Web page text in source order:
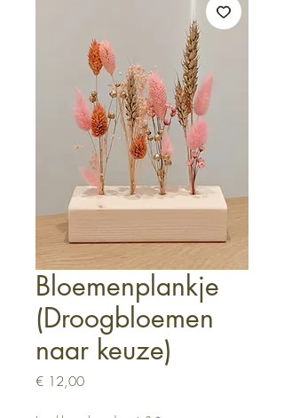
Bloemenplankje
(Droogbloemen
naar keuze)
€ 12,00Prijs